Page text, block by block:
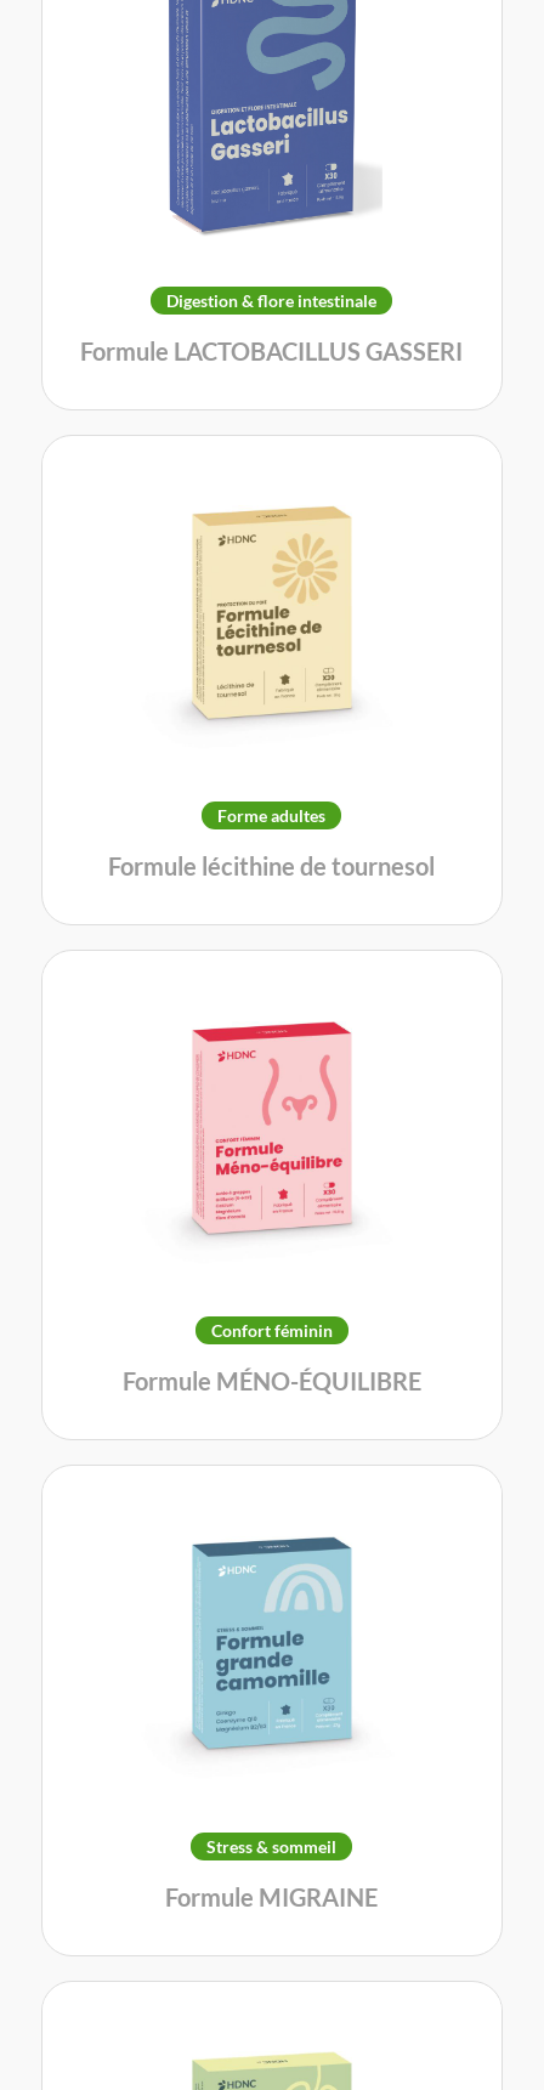
Digestion & flore intestinale
Formule LACTOBACILLUS GASSERI
Forme adultes
Formule lécithine de tournesol
Confort féminin
Formule MÉNO-ÉQUILIBRE
Stress & sommeil
Formule MIGRAINE